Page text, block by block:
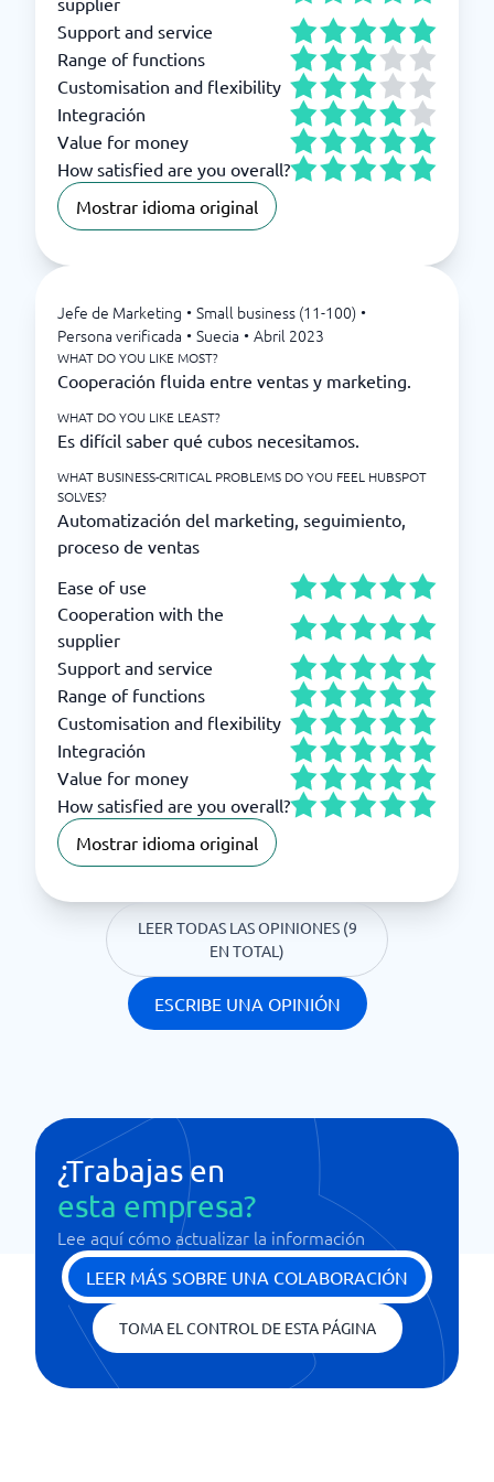
Support and service
Range of functions
Customisation and flexibility
Integración
Value for money
How satisfied are you overall?
Mostrar idioma original
Jefe de Marketing • Small business (11-100) •
Persona verificada • Suecia • Abril 2023
WHAT DO YOU LIKE MOST?
Cooperación fluida entre ventas y marketing.
WHAT DO YOU LIKE LEAST?
Es difícil saber qué cubos necesitamos.
WHAT BUSINESS-CRITICAL PROBLEMS DO YOU FEEL HUBSPOT
SOLVES?
Automatización del marketing, seguimiento,
proceso de ventas
Ease of use
Cooperation with the
supplier
Support and service
Range of functions
Customisation and flexibility
Integración
Value for money
How satisfied are you overall?
Mostrar idioma original
LEER TODAS LAS OPINIONES (9
EN TOTAL)
ESCRIBE UNA OPINIÓN
¿Trabajas en
esta empresa?
Lee aquí cómo actualizar la información
LEER MÁS SOBRE UNA COLABORACIÓN
TOMA EL CONTROL DE ESTA PÁGINA